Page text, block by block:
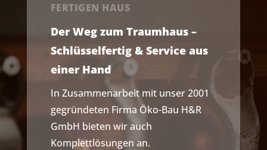
FERTIGEN HAUS
Der Weg zum Traumhaus –
Schlüsselfertig & Service aus
einer Hand
In Zusammenarbeit mit unser 2001
gegründeten Firma Öko-Bau H&R
GmbH bieten wir auch
Komplettlösungen an.